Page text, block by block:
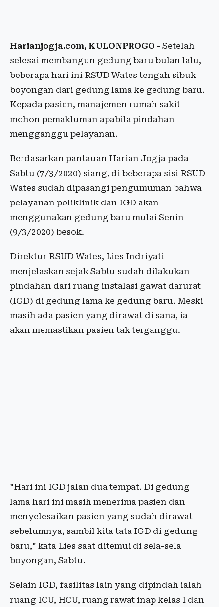
Harianjogja.com, KULONPROGO - Setelah
selesai membangun gedung baru bulan lalu,
beberapa hari ini RSUD Wates tengah sibuk
boyongan dari gedung lama ke gedung baru.
Kepada pasien, manajemen rumah sakit
mohon pemakluman apabila pindahan
mengganggu pelayanan.
Berdasarkan pantauan Harian Jogja pada
Sabtu (7/3/2020) siang, di beberapa sisi RSUD
Wates sudah dipasangi pengumuman bahwa
pelayanan poliklinik dan IGD akan
menggunakan gedung baru mulai Senin
(9/3/2020) besok.
Direktur RSUD Wates, Lies Indriyati
menjelaskan sejak Sabtu sudah dilakukan
pindahan dari ruang instalasi gawat darurat
(IGD) di gedung lama ke gedung baru. Meski
masih ada pasien yang dirawat di sana, ia
akan memastikan pasien tak terganggu.
"Hari ini IGD jalan dua tempat. Di gedung
lama hari ini masih menerima pasien dan
menyelesaikan pasien yang sudah dirawat
sebelumnya, sambil kita tata IGD di gedung
baru," kata Lies saat ditemui di sela-sela
boyongan, Sabtu.
Selain IGD, fasilitas lain yang dipindah ialah
ruang ICU, HCU, ruang rawat inap kelas I dan